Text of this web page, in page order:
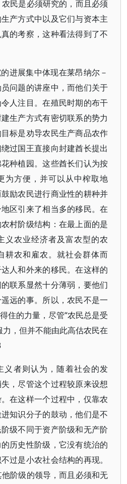
民是必须研究的，而且必须
产方式中以及它们与资本主
的考察，这种看法得到了不
进展集中体现在莱昂纳尔－
问题的讲座中，而他们关于
人注目。在殖民时期的布干
生产方式有密切联系的势力
标是劝导农民生产商品农作
过国王直接向封建酋长提出
种植园。这些酋长们认为按
为方便，并可以从中榨取地
励农民进行商业性的耕种并
区引来了相当多的移民。在
村阶级结构：在最上面的是
义农业经济者及富农型的农
耕农和雇农。就社会群体而
人和外来的移民。在这样的
联系显然十分薄弱，要他们
远的事。所以，农民不是一
住的力量，尽管“农民总是受
，但并不能由此高估农民在
义者则认为，随着社会的发
，尽管这个过程较原来设想
在这样一个过程中，仅靠农
知识分子的鼓动，他们是不
级不同于资产阶级和无产阶
历史性阶级，它没有统治的
过是小农社会结构的再现。
阶级的领导，而且必须和无